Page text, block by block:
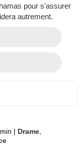
pour s'assurer
autrement.
| Drame